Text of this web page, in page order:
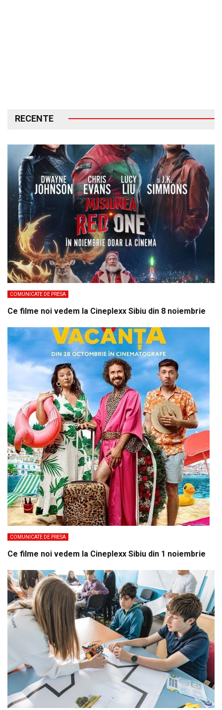
RECENTE
COMUNICATE DE PRESA
Ce filme noi vedem la Cineplexx Sibiu din 8 noiembrie
COMUNICATE DE PRESA
Ce filme noi vedem la Cineplexx Sibiu din 1 noiembrie